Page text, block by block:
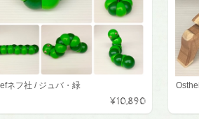
ネフ社 / ジュバ・緑
¥10,890